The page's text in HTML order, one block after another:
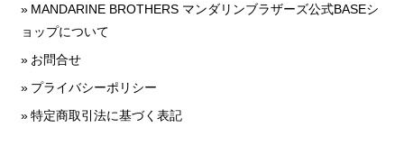
MANDARINE BROTHERS マンダリンブラザーズ公式BASEシ
ョップについて
お問合せ
プライバシーポリシー
特定商取引法に基づく表記